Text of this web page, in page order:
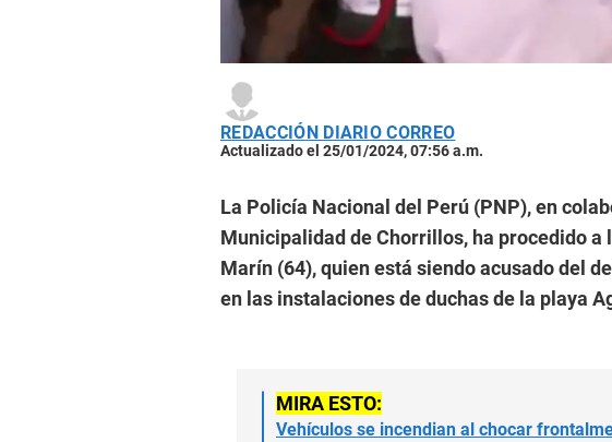
REDACCIÓN DIARIO CORREO
Actualizado el 25/01/2024, 07:56 a.m.
La Policía Nacional del Perú (PNP), en
Municipalidad de Chorrillos, ha procedido a
Marín (64), quien está siendo acusado del
en las instalaciones de duchas de la playa
MIRA ESTO:
Vehículos se incendian al chocar